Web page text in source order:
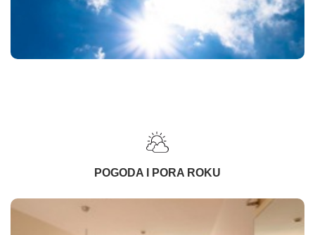
POGODA I PORA ROKU